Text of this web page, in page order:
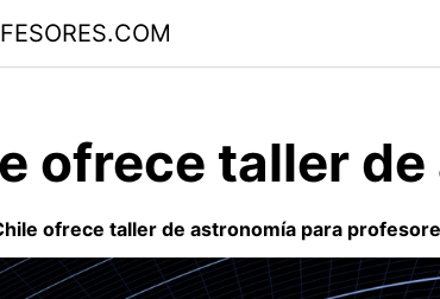
ofrece taller
ofrece taller de astronomía para